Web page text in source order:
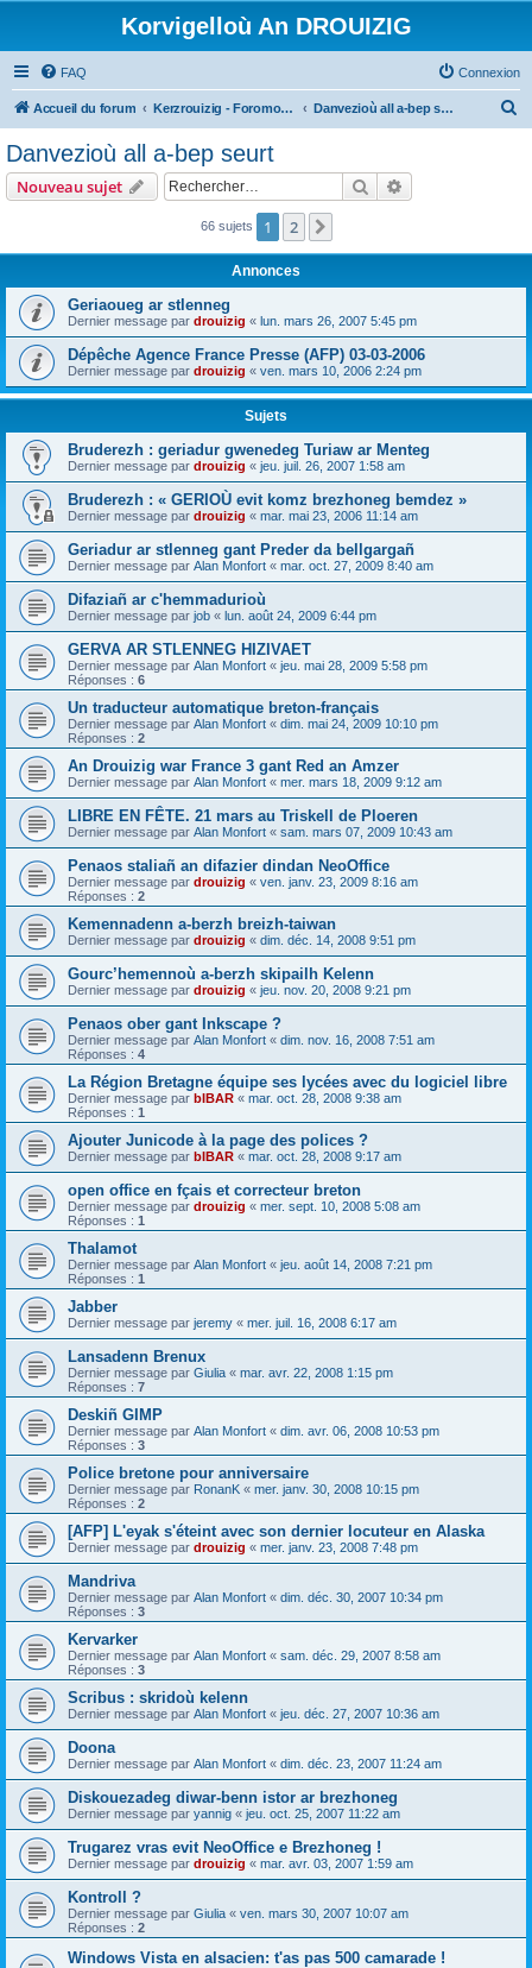
Korvigelloù An DROUIZIG
FAQ Connexion
Accueil du forum Kerzrouizig - Foromoù An Drouizig Danvezioù all a-bep seurt
e
Danvezioù all a-bep seurt
Nouveau sujet Rechercher
66 sujets 1 2
Annonces
Geriaoueg ar stlenneg
Dernier message par drouizig « lun. mars 26, 2007 5:45 pm
Dépêche Agence France Presse (AFP) 03-03-2006
Dernier message par drouizig « ven. mars 10, 2006 2:24 pm
Sujets
Bruderezh : geriadur gwenedeg Turiaw ar Menteg
Dernier message par drouizig « jeu. juil. 26, 2007 1:58 am
Bruderezh : « GERIOÙ evit komz brezhoneg bemdez »
Dernier message par drouizig « mar. mai 23, 2006 11:14 am
Geriadur ar stlenneg gant Preder da bellgargañ
Dernier message par Alan Monfort « mar. oct. 27, 2009 8:40 am
Difaziañ ar c'hemmadurioù
Dernier message par job « lun. août 24, 2009 6:44 pm
GERVA AR STLENNEG HIZIVAET
Dernier message par Alan Monfort « jeu. mai 28, 2009 5:58 pm
Réponses : 6
Un traducteur automatique breton-français
Dernier message par Alan Monfort « dim. mai 24, 2009 10:10 pm
Réponses : 2
An Drouizig war France 3 gant Red an Amzer
Dernier message par Alan Monfort « mer. mars 18, 2009 9:12 am
LIBRE EN FÊTE. 21 mars au Triskell de Ploeren
Dernier message par Alan Monfort « sam. mars 07, 2009 10:43 am
Penaos staliañ an difazier dindan NeoOffice
Dernier message par drouizig « ven. janv. 23, 2009 8:16 am
Réponses : 2
Kemennadenn a-berzh breizh-taiwan
Dernier message par drouizig « dim. déc. 14, 2008 9:51 pm
Gourc’hemennoù a-berzh skipailh Kelenn
Dernier message par drouizig « jeu. nov. 20, 2008 9:21 pm
Penaos ober gant Inkscape ?
Dernier message par Alan Monfort « dim. nov. 16, 2008 7:51 am
Réponses : 4
La Région Bretagne équipe ses lycées avec du logiciel libre
Dernier message par bIBAR « mar. oct. 28, 2008 9:38 am
Réponses : 1
Ajouter Junicode à la page des polices ?
Dernier message par bIBAR « mar. oct. 28, 2008 9:17 am
open office en fçais et correcteur breton
Dernier message par drouizig « mer. sept. 10, 2008 5:08 am
Réponses : 1
Thalamot
Dernier message par Alan Monfort « jeu. août 14, 2008 7:21 pm
Réponses : 1
Jabber
Dernier message par jeremy « mer. juil. 16, 2008 6:17 am
Lansadenn Brenux
Dernier message par Giulia « mar. avr. 22, 2008 1:15 pm
Réponses : 7
Deskiñ GIMP
Dernier message par Alan Monfort « dim. avr. 06, 2008 10:53 pm
Réponses : 3
Police bretone pour anniversaire
Dernier message par RonanK « mer. janv. 30, 2008 10:15 pm
Réponses : 2
[AFP] L'eyak s'éteint avec son dernier locuteur en Alaska
Dernier message par drouizig « mer. janv. 23, 2008 7:48 pm
Mandriva
Dernier message par Alan Monfort « dim. déc. 30, 2007 10:34 pm
Réponses : 3
Kervarker
Dernier message par Alan Monfort « sam. déc. 29, 2007 8:58 am
Réponses : 3
Scribus : skridoù kelenn
Dernier message par Alan Monfort « jeu. déc. 27, 2007 10:36 am
Doona
Dernier message par Alan Monfort « dim. déc. 23, 2007 11:24 am
Diskouezadeg diwar-benn istor ar brezhoneg
Dernier message par yannig « jeu. oct. 25, 2007 11:22 am
Trugarez vras evit NeoOffice e Brezhoneg !
Dernier message par drouizig « mar. avr. 03, 2007 1:59 am
Kontroll ?
Dernier message par Giulia « ven. mars 30, 2007 10:07 am
Réponses : 2
Windows Vista en alsacien: t'as pas 500 camarade !